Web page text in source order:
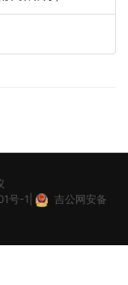
号-1
吉公网安备